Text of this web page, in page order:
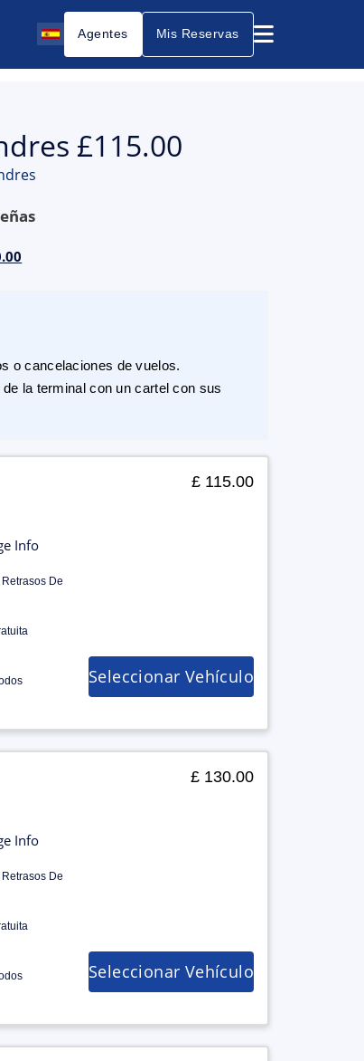
Agentes Mis Reservas
£115.00
o cancelaciones de vuelos.
la terminal con un cartel con sus
Info
De
£ 115.00
Seleccionar Vehículo
Info
De
£ 130.00
Seleccionar Vehículo